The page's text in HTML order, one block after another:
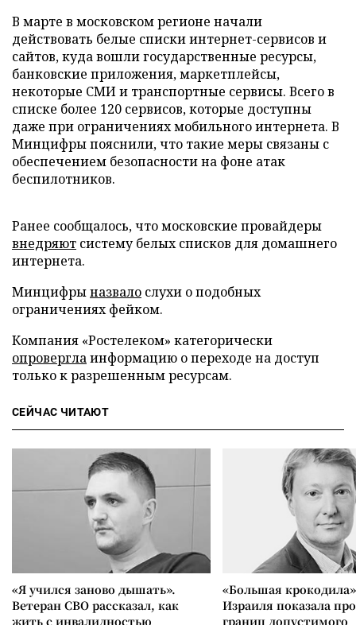
В марте в московском регионе начали
действовать белые списки интернет-сервисов и
сайтов, куда вошли государственные ресурсы,
банковские приложения, маркетплейсы,
некоторые СМИ и транспортные сервисы. Всего в
списке более 120 сервисов, которые доступны
даже при ограничениях мобильного интернета. В
Минцифры пояснили, что такие меры связаны с
обеспечением безопасности на фоне атак
беспилотников.
Ранее сообщалось, что московские провайдеры
внедряют систему белых списков для домашнего
интернета.
Минцифрыназвало слухи о подобных
ограничениях фейком.
Компания «Ростелеком» категорически
опроверглаинформацию о переходе на доступ
только к разрешенным ресурсам.
СЕЙЧАС ЧИТАЮТ
«Я учился заново дышать».
Ветеран СВО рассказал, как
жить с инвалидностью
«Большая
Израиля показала
границ допустимого